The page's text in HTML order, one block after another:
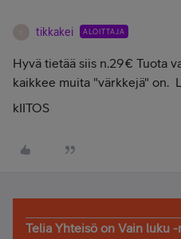
tikkakei ALOITTAJA
Hyvä tietää siis n.29€ Tuota
kaikkee muita "värkkejä" on.
kIITOS
Telia Yhteisö on Vain luku